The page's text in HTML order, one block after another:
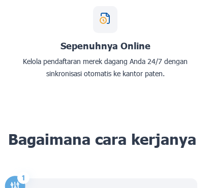
Sepenuhnya Online
Kelola pendaftaran merek dagang Anda 24/7 dengan
sinkronisasi otomatis ke kantor paten.
Bagaimana cara kerjanya